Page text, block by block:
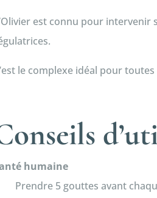
est connu pour intervenir
le complexe idéal pour
humaine
Prendre 5 gouttes avant